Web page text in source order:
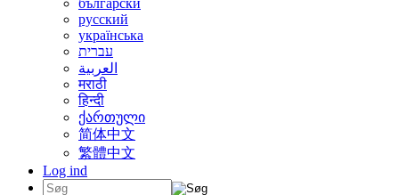
русский
українська
עברית
العربية
मराठी
हिन्दी
ქართული
简体中文
繁體中文
Log ind